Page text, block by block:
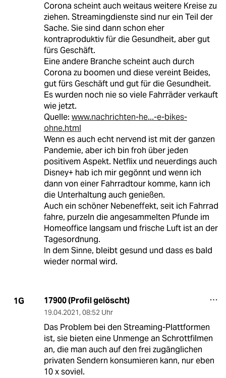
Corona scheint auch weitaus weitere Kreise zu
ziehen. Streamingdienste sind nur ein Teil der
Sache. Sie sind dann schon eher
kontraproduktiv für die Gesundheit, aber gut
fürs Geschäft.
Eine andere Branche scheint auch durch
Corona zu boomen und diese vereint Beides,
gut fürs Geschäft und gut für die Gesundheit.
Es wurden noch nie so viele Fahrräder verkauft
wie jetzt.
Quelle: www.nachrichten-he...-e-bikes-
ohne.html
Wenn es auch echt nervend ist mit der ganzen
Pandemie, aber ich bin froh über jeden
positivem Aspekt. Netflix und neuerdings auch
Disney+ hab ich mir gegönnt und wenn ich
dann von einer Fahrradtour komme, kann ich
die Unterhaltung auch genießen.
Auch ein schöner Nebeneffekt, seit ich Fahrrad
fahre, purzeln die angesammelten Pfunde im
Homeoffice langsam und frische Luft ist an der
Tagesordnung.
In dem Sinne, bleibt gesund und dass es bald
wieder normal wird.
1G 17900 (Profil gelöscht)
19.04.2021, 08:52 Uhr
Das Problem bei den Streaming-Plattformen
ist, sie bieten eine Unmenge an Schrottfilmen
an, die man auch auf den frei zugänglichen
privaten Sendern konsumieren kann, nur eben
10 x soviel.